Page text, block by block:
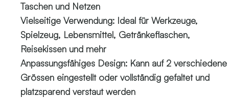
Taschen und Netzen
Vielseitige Verwendung: Ideal für Werkzeuge,
Spielzeug, Lebensmittel, Getränkeflaschen,
Reisekissen und mehr
Anpassungsfähiges Design: Kann auf 2 verschiedene
Grössen eingestellt oder vollständig gefaltet und
platzsparend verstaut werden